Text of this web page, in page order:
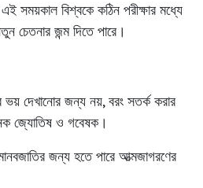
সময়কাল বিশ্বকে কঠিন পরীক্ষার মধ্যে
চেতনার জন্ম দিতে পারে।
ভয় দেখানোর জন্য নয়, বরং সতর্ক করার
জ্যোতিষ ও গবেষক।
জন্য হতে পারে আত্মজাগরণের